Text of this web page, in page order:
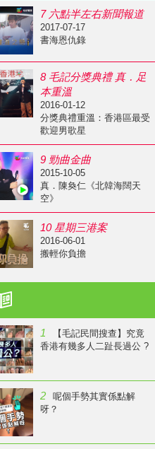
7 六點半左右新聞報道
2017-07-17
書海恩仇錄
8 毛記分獎典禮 真．足
本重溫
2016-01-12
分獎典禮重溫：香港區最受
歡迎男歌星
9 勁曲金曲
2015-10-05
真．陳奐仁《北韓海闊天
空》
10 星期三港案
2016-06-01
搬輕你負擔
1
【毛記民間搜查】究竟
香港有幾多人二趾長過公 ?
2
呢個手勢其實係點解
呀？